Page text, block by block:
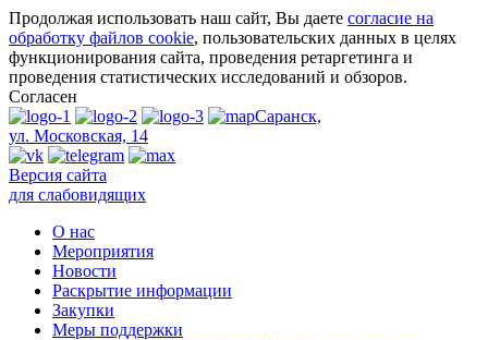
Продолжая использовать наш сайт, Вы даете согласие на
обработку файлов cookie, пользовательских данных в целях
функционирования сайта, проведения ретаргетинга и
проведения статистических исследований и обзоров.
Согласен
Саранск,
ул. Московская, 14
Версия сайта
для слабовидящих
О нас
Мероприятия
Новости
Раскрытие информации
Закупки
Меры поддержки